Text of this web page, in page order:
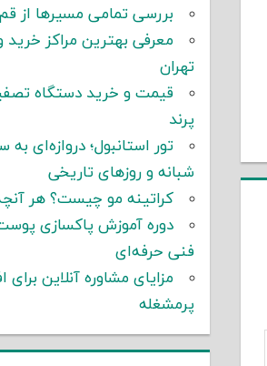
بررسی تمامی مسیرها از
معرفی بهترین مراکز خرید و
تهران
قیمت و خرید دستگاه
پرند
تور استانبول؛ دروازه‌ای
شبانه و روزهای تاریخی
کراتینه مو چیست؟ هر آنچه
دوره آموزش پاکسازی
فنی حرفه‌ای
مزایای مشاوره آنلاین برای
پرمشغله